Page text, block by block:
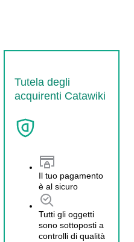
Tutela degli
acquirenti Catawiki
Il tuo pagamento
è al sicuro
Tutti gli oggetti
sono sottoposti a
controlli di qualità